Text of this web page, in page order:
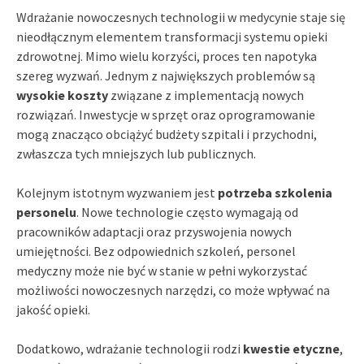
Wdrażanie nowoczesnych technologii w medycynie staje się
nieodłącznym elementem transformacji systemu opieki
zdrowotnej. Mimo wielu korzyści, proces ten napotyka
szereg wyzwań. Jednym z największych problemów są
wysokie koszty związane z implementacją nowych
rozwiązań. Inwestycje w sprzęt oraz oprogramowanie
mogą znacząco obciążyć budżety szpitali i przychodni,
zwłaszcza tych mniejszych lub publicznych.
Kolejnym istotnym wyzwaniem jest potrzeba szkolenia
personelu. Nowe technologie często wymagają od
pracowników adaptacji oraz przyswojenia nowych
umiejętności. Bez odpowiednich szkoleń, personel
medyczny może nie być w stanie w pełni wykorzystać
możliwości nowoczesnych narzędzi, co może wpływać na
jakość opieki.
Dodatkowo, wdrażanie technologii rodzi kwestie etyczne,